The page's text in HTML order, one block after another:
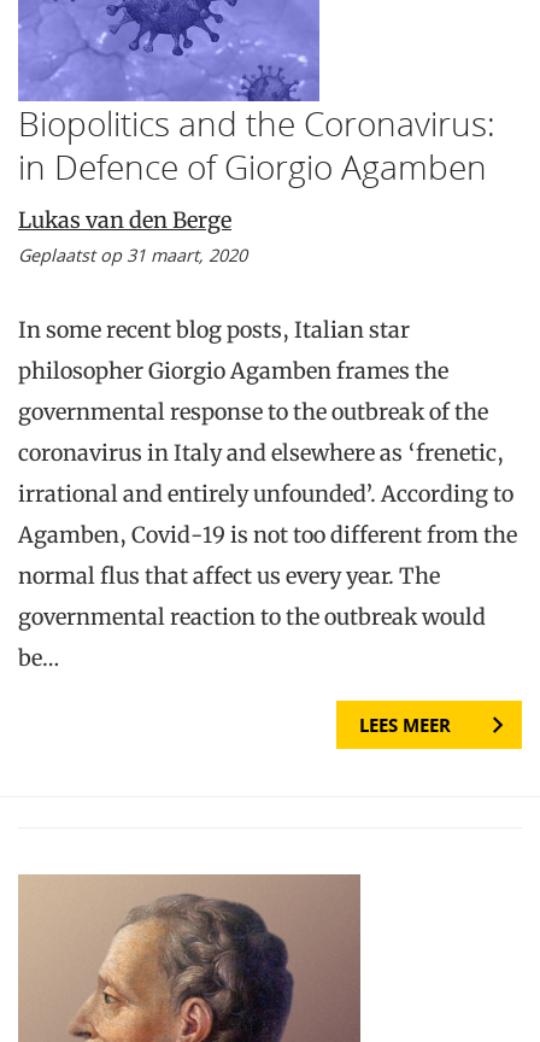
Biopolitics and the Coronavirus:
in Defence of Giorgio Agamben
Lukas van den Berge
Geplaatst op 31 maart, 2020
In some recent blog posts, Italian star
philosopher Giorgio Agamben frames the
governmental response to the outbreak of the
coronavirus in Italy and elsewhere as ‘frenetic,
irrational and entirely unfounded’. According to
Agamben, Covid-19 is not too different from the
normal flus that affect us every year. The
governmental reaction to the outbreak would
be…
LEES MEER